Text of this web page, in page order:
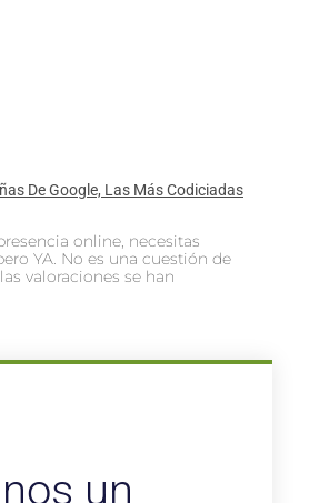
De Google, Las Más Codiciadas
online, necesitas
YA. No es una cuestión de
valoraciones se han
un